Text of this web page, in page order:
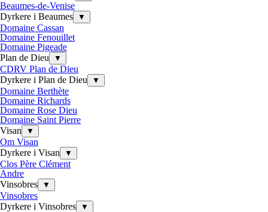
Beaumes-de-Venise
Dyrkere i Beaumes
▼
Domaine Cassan
Domaine Fenouillet
Domaine Pigeade
Plan de Dieu
▼
CDRV Plan de Dieu
Dyrkere i Plan de Dieu
▼
Domaine Berthète
Domaine Richards
Domaine Rose Dieu
Domaine Saint Pierre
Visan
▼
Om Visan
Dyrkere i Visan
▼
Clos Père Clément
Andre
Vinsobres
▼
Vinsobres
Dyrkere i Vinsobres
▼